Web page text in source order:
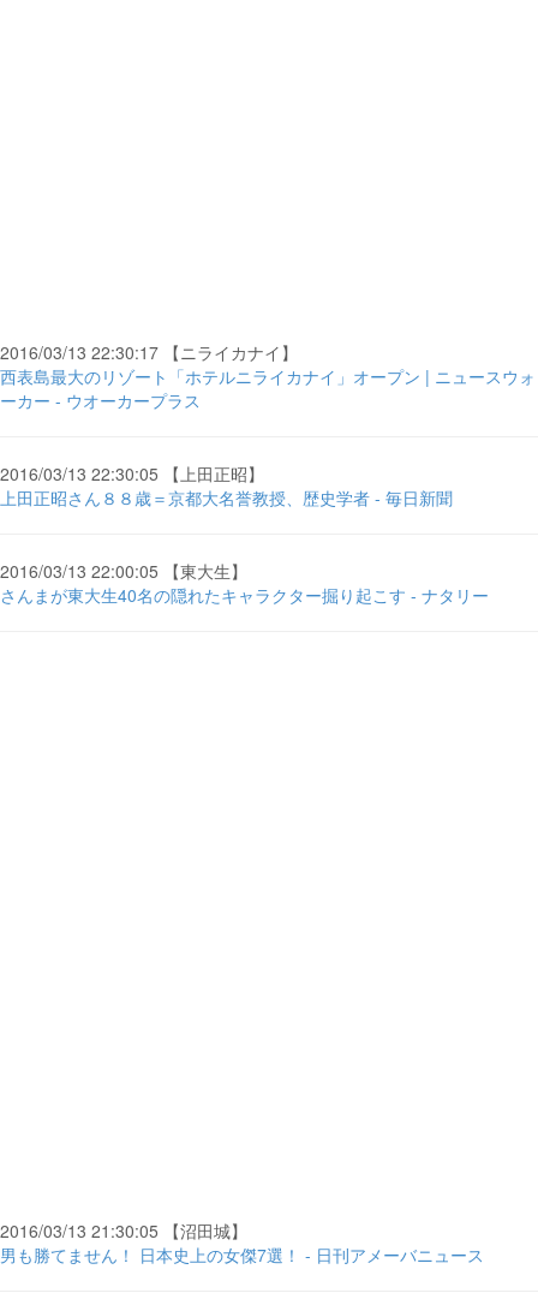
2016/03/13 22:30:17 【ニライカナイ】
西表島最大のリゾート「ホテルニライカナイ」オープン | ニュースウォ
ーカー - ウオーカープラス
2016/03/13 22:30:05 【上田正昭】
上田正昭さん８８歳＝京都大名誉教授、歴史学者 - 毎日新聞
2016/03/13 22:00:05 【東大生】
さんまが東大生40名の隠れたキャラクター掘り起こす - ナタリー
2016/03/13 21:30:05 【沼田城】
男も勝てません！ 日本史上の女傑7選！ - 日刊アメーバニュース